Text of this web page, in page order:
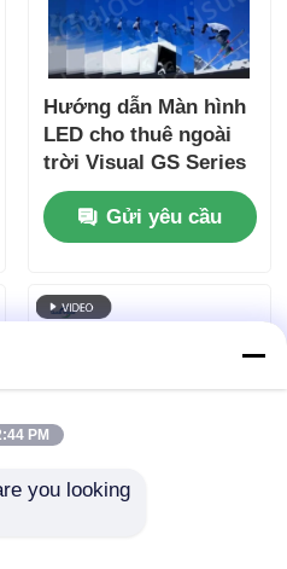
Hướng dẫn Màn hình
LED cho thuê ngoài
trời Visual GS Series
P4.81 5000nit IP65
cho Bảng quảng cáo
sân vận động, Sao
Gửi yêu cầu
PM
you looking